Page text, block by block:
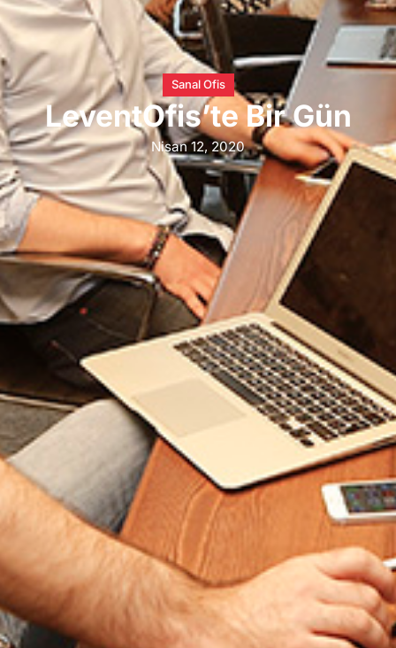
Sanal Ofis
LeventOfis’te Bir Gün
Nisan 12, 2020